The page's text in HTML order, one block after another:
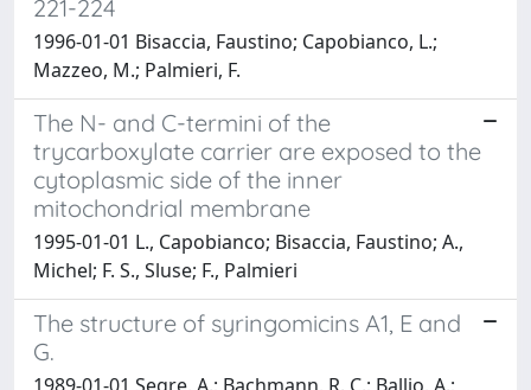
221-224
1996-01-01 Bisaccia, Faustino; Capobianco, L.;
Mazzeo, M.; Palmieri, F.
The N- and C-termini of the
trycarboxylate carrier are exposed to the
cytoplasmic side of the inner
mitochondrial membrane
1995-01-01 L., Capobianco; Bisaccia, Faustino; A.,
Michel; F. S., Sluse; F., Palmieri
The structure of syringomicins A1, E and
G.
1989-01-01 Segre, A.; Bachmann, R. C.; Ballio, A.;